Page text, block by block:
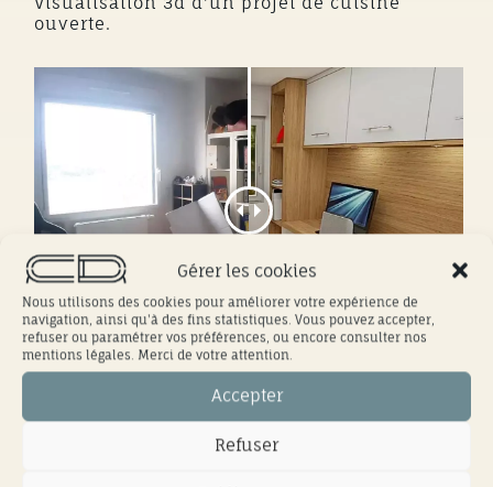
Gérer les cookies
Nous utilisons des cookies pour améliorer votre expérience de
navigation, ainsi qu'à des fins statistiques. Vous pouvez accepter,
refuser ou paramétrer vos préférences, ou encore consulter nos
mentions légales. Merci de votre attention.
Accepter
Refuser
ouverte.